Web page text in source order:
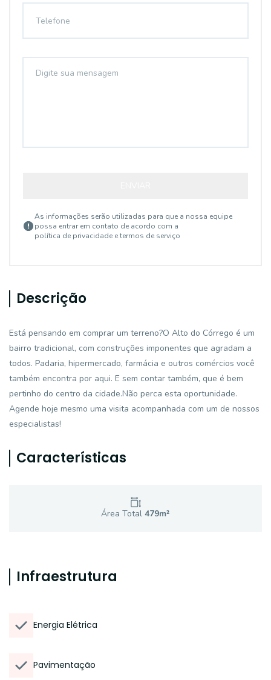
As informações serão utilizadas para que a nossa equipe
possa entrar em contato de acordo com a
política de privacidade e termos de serviço
Descrição
Está pensando em comprar um terreno?O Alto do Córrego é um
bairro tradicional, com construções imponentes que agradam a
todos. Padaria, hipermercado, farmácia e outros comércios você
também encontra por aqui. E sem contar também, que é bem
pertinho do centro da cidade.Não perca esta oportunidade.
Agende hoje mesmo uma visita acompanhada com um de nossos
especialistas!
Características
Área Total 479m²
Infraestrutura
Energia Elétrica
Pavimentação